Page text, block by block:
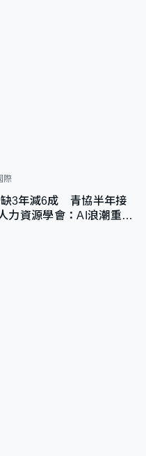
際
缺3年減6成 青協半年接
資源學會：AI浪潮重整